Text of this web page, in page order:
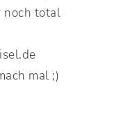
noch total
mal ;)